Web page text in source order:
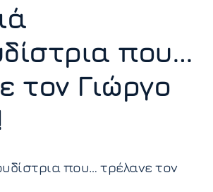
που…
τον Γιώργο
που… τρέλανε τον